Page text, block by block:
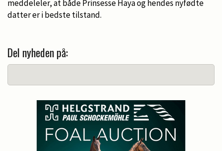
meddeleler, at både Prinsesse Haya og hendes nyfødte
datter er i bedste tilstand.
Del nyheden på: